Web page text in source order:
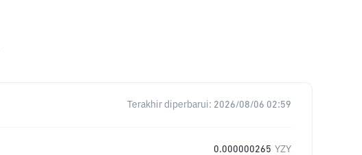
Terakhir diperbarui: 2026/08/06 02:59
0.000000265 YZY